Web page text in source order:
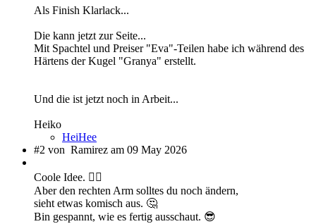
Als Finish Klarlack...
Die kann jetzt zur Seite...
Mit Spachtel und Preiser "Eva"-Teilen habe ich während des
Härtens der Kugel "Granya" erstellt.
Und die ist jetzt noch in Arbeit...
Heiko
HeiHee
#2 von Ramirez am 09 May 2026
Coole Idee. 👍🏻
Aber den rechten Arm solltes du noch ändern,
sieht etwas komisch aus. 🤔
Bin gespannt, wie es fertig ausschaut. 😎